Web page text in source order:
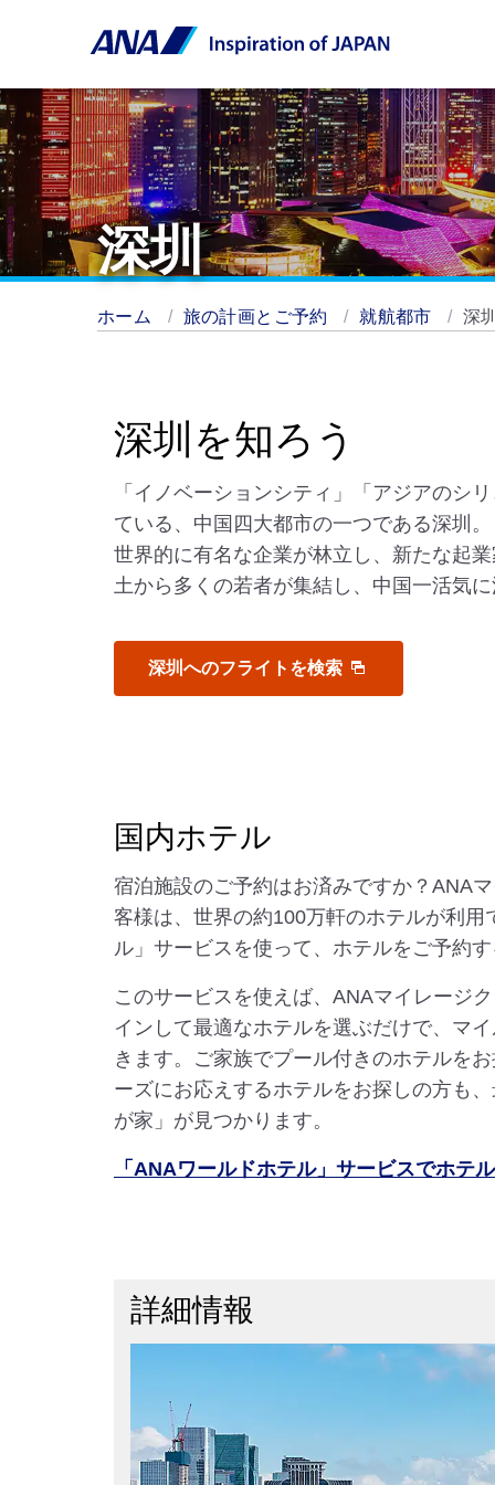
深圳
ホーム 旅の計画とご予約 就航都市 深
深圳を知ろう
「イノベーションシティ」「アジアのシ
ている、中国四大都市の一つである深圳。
世界的に有名な企業が林立し、新たな起
土から多くの若者が集結し、中国一活気
深圳へのフライトを検索
国内ホテル
宿泊施設のご予約はお済みですか？ANA
客様は、世界の約100万軒のホテルが利用
ル」サービスを使って、ホテルをご予約
このサービスを使えば、ANAマイレージ
インして最適なホテルを選ぶだけで、マ
きます。ご家族でプール付きのホテルを
ーズにお応えするホテルをお探しの方も
が家」が見つかります。
「ANAワールドホテル」サービスでホテ
詳細情報